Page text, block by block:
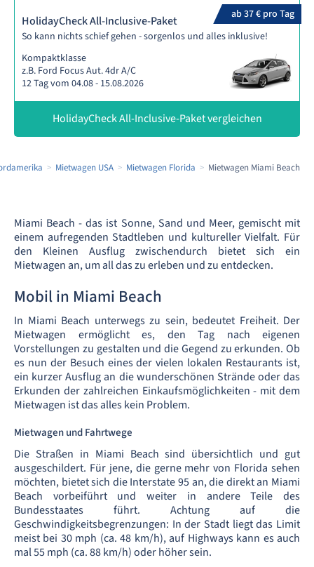
ab 37 € pro Tag
HolidayCheck All-Inclusive-Paket
So kann nichts schief gehen - sorgenlos und alles inklusive!
Kompaktklasse
z.B. Ford Focus Aut. 4dr A/C
12 Tag vom 04.08 - 15.08.2026
HolidayCheck All-Inclusive-Paket vergleichen
Mietwagen USA Mietwagen Florida Mietwagen Miami Beach
Miami Beach - das ist Sonne, Sand und Meer, gemischt mit
einem aufregenden Stadtleben und kultureller Vielfalt. Für
den Kleinen Ausflug zwischendurch bietet sich ein
Mietwagen an, um all das zu erleben und zu entdecken.
Mobil in Miami Beach
In Miami Beach unterwegs zu sein, bedeutet Freiheit. Der
Mietwagen ermöglicht es, den Tag nach eigenen
Vorstellungen zu gestalten und die Gegend zu erkunden. Ob
es nun der Besuch eines der vielen lokalen Restaurants ist,
ein kurzer Ausflug an die wunderschönen Strände oder das
Erkunden der zahlreichen Einkaufsmöglichkeiten - mit dem
Mietwagen ist das alles kein Problem.
Mietwagen und Fahrtwege
Die Straßen in Miami Beach sind übersichtlich und gut
ausgeschildert. Für jene, die gerne mehr von Florida sehen
möchten, bietet sich die Interstate 95 an, die direkt an Miami
Beach vorbeiführt und weiter in andere Teile des
Bundesstaates führt. Achtung auf die
Geschwindigkeitsbegrenzungen: In der Stadt liegt das Limit
meist bei 30 mph (ca. 48 km/h), auf Highways kann es auch
mal 55 mph (ca. 88 km/h) oder höher sein.